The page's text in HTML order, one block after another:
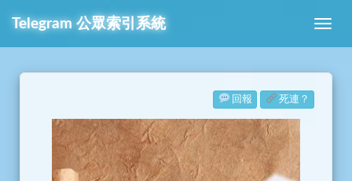
Telegram 公眾索引系統
回報 死連？